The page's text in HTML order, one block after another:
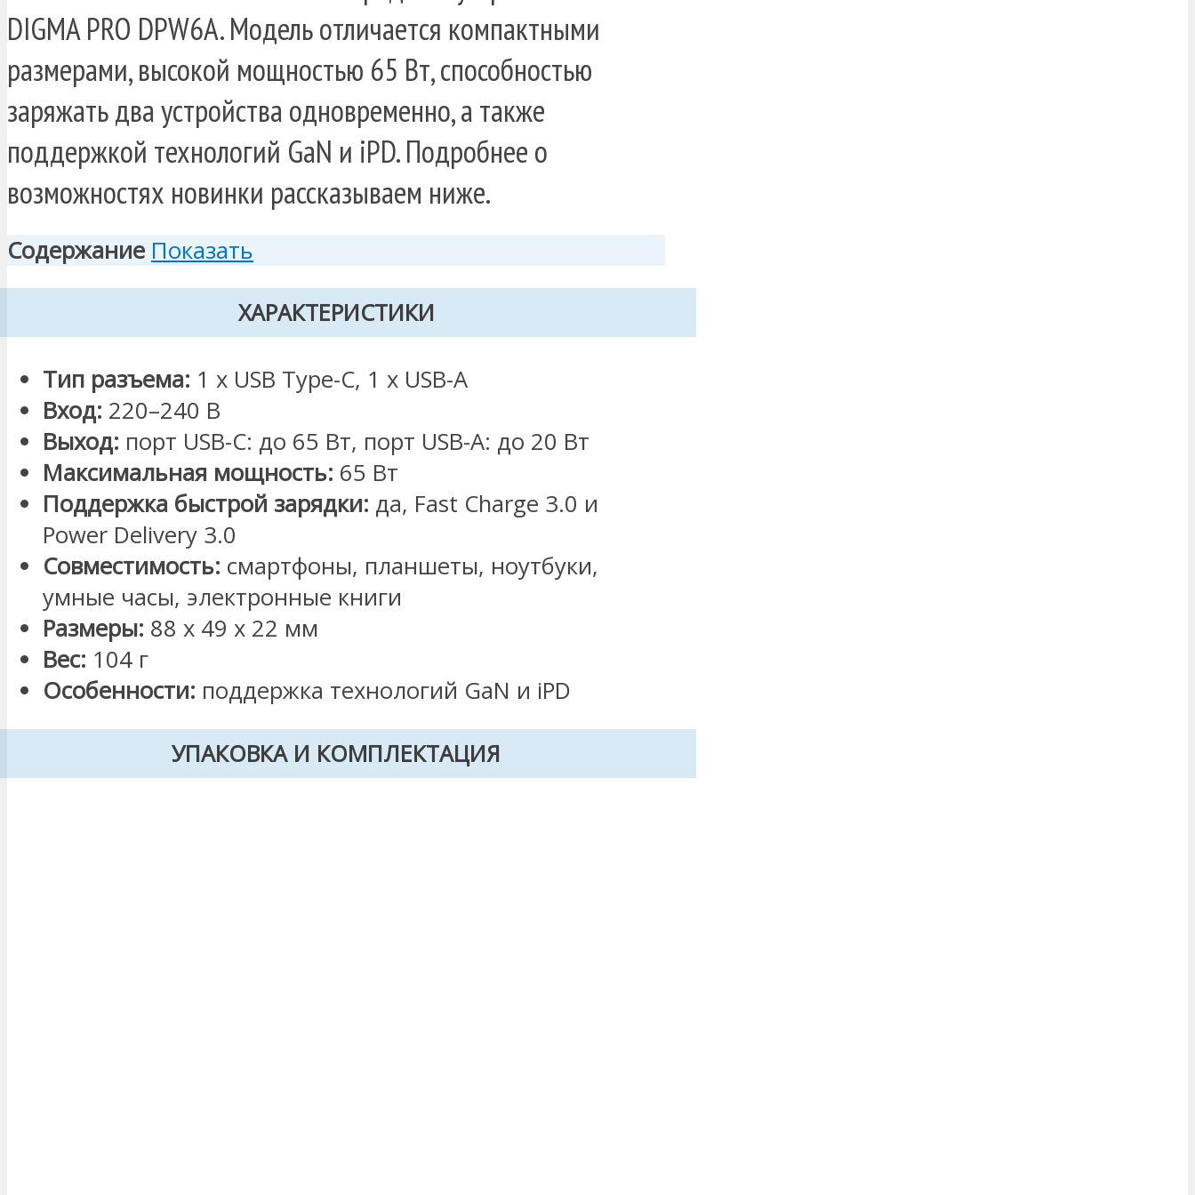
DIGMA PRO DPW6A. Модель отличается компактными
размерами, высокой мощностью 65 Вт, способностью
заряжать два устройства одновременно, а также
поддержкой технологий GaN и iPD. Подробнее о
возможностях новинки рассказываем ниже.
Содержание Показать
ХАРАКТЕРИСТИКИ
Тип разъема: 1 x USB Type-C, 1 x USB-A
Вход: 220–240 В
Выход: порт USB-C: до 65 Вт, порт USB-A: до 20 Вт
Максимальная мощность: 65 Вт
Поддержка быстрой зарядки: да, Fast Charge 3.0 и
Power Delivery 3.0
Совместимость: смартфоны, планшеты, ноутбуки,
умные часы, электронные книги
Размеры: 88 x 49 x 22 мм
Вес: 104 г
Особенности: поддержка технологий GaN и iPD
УПАКОВКА И КОМПЛЕКТАЦИЯ